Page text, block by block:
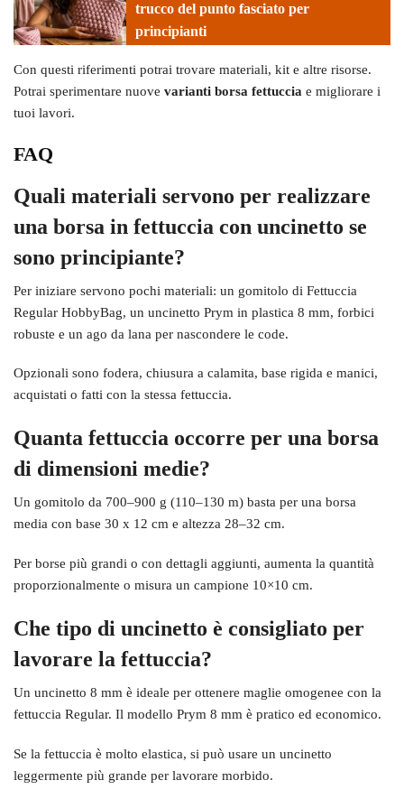
trucco del punto fasciato per
principianti
Con questi riferimenti potrai trovare materiali, kit e altre risorse.
Potrai sperimentare nuove varianti borsa fettuccia e migliorare i
tuoi lavori.
FAQ
Quali materiali servono per realizzare
una borsa in fettuccia con uncinetto se
sono principiante?
Per iniziare servono pochi materiali: un gomitolo di Fettuccia
Regular HobbyBag, un uncinetto Prym in plastica 8 mm, forbici
robuste e un ago da lana per nascondere le code.
Opzionali sono fodera, chiusura a calamita, base rigida e manici,
acquistati o fatti con la stessa fettuccia.
Quanta fettuccia occorre per una borsa
di dimensioni medie?
Un gomitolo da 700–900 g (110–130 m) basta per una borsa
media con base 30 x 12 cm e altezza 28–32 cm.
Per borse più grandi o con dettagli aggiunti, aumenta la quantità
proporzionalmente o misura un campione 10×10 cm.
Che tipo di uncinetto è consigliato per
lavorare la fettuccia?
Un uncinetto 8 mm è ideale per ottenere maglie omogenee con la
fettuccia Regular. Il modello Prym 8 mm è pratico ed economico.
Se la fettuccia è molto elastica, si può usare un uncinetto
leggermente più grande per lavorare morbido.